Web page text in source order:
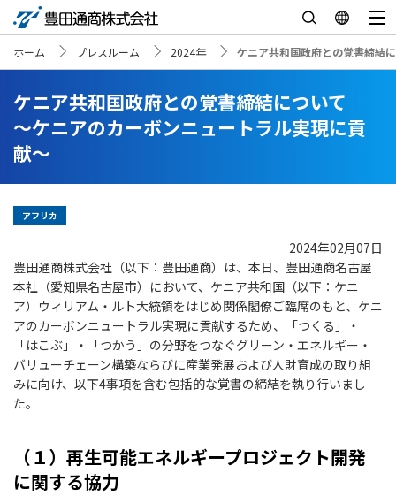
ホーム プレスルーム 2024年 ケニア共和国政府との覚書締結
ケニア共和国政府との覚書締結について
～ケニアのカーボンニュートラル実現に貢
献～
アフリカ
2024年02月07日
豊田通商株式会社（以下：豊田通商）は、本日、豊田通商名古屋
本社（愛知県名古屋市）において、ケニア共和国（以下：ケニ
ア）ウィリアム・ルト大統領をはじめ関係閣僚ご臨席のもと、ケニ
アのカーボンニュートラル実現に貢献するため、「つくる」・
「はこぶ」・「つかう」の分野をつなぐグリーン・エネルギー・
バリューチェーン構築ならびに産業発展および人財育成の取り組
みに向け、以下4事項を含む包括的な覚書の締結を執り行いまし
た。
（１）再生可能エネルギープロジェクト開発
に関する協力